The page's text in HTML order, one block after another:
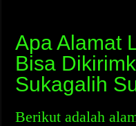
Apa Alamat
Bisa
Sukagalih
Berikut adalah